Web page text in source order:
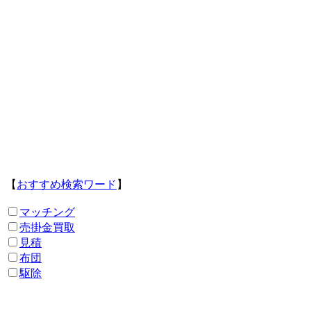
【 おすすめ検索ワード 】
マッチング
売掛金買取
見積
布団
駆除